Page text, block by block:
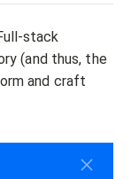
stack
(and thus, the
and craft